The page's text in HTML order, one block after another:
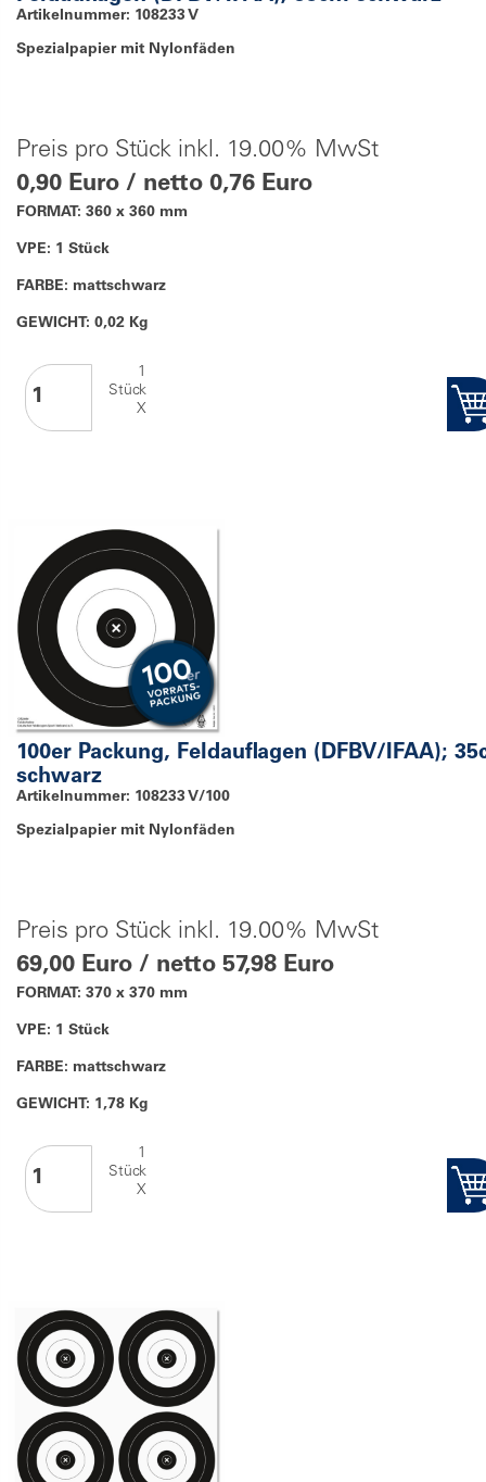
Artikelnummer: 108233 V
Spezialpapier mit Nylonfäden
Preis pro Stück inkl. 19.00% MwSt
0,90 Euro / netto 0,76 Euro
FORMAT: 360 x 360 mm
VPE: 1 Stück
FARBE: mattschwarz
GEWICHT: 0,02 Kg
1
Stück
X
100er Packung, Feldauflagen (DFBV/IFAA);
schwarz
Artikelnummer: 108233 V/100
Spezialpapier mit Nylonfäden
Preis pro Stück inkl. 19.00% MwSt
69,00 Euro / netto 57,98 Euro
FORMAT: 370 x 370 mm
VPE: 1 Stück
FARBE: mattschwarz
GEWICHT: 1,78 Kg
1
Stück
X